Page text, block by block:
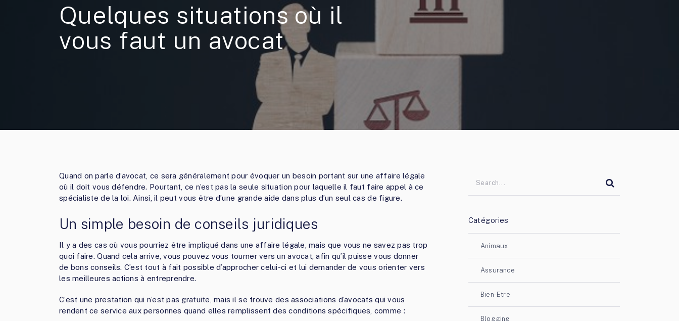
Quelques situations où il
vous faut un avocat
Quand on parle d’avocat, ce sera généralement pour évoquer un besoin portant sur une affaire légale
où il doit vous défendre. Pourtant, ce n’est pas la seule situation pour laquelle il faut faire appel à ce
spécialiste de la loi. Ainsi, il peut vous être d’une grande aide dans plus d’un seul cas de figure.
Un simple besoin de conseils juridiques
Il y a des cas où vous pourriez être impliqué dans une affaire légale, mais que vous ne savez pas trop
quoi faire. Quand cela arrive, vous pouvez vous tourner vers un avocat, afin qu’il puisse vous donner
de bons conseils. C’est tout à fait possible d’approcher celui-ci et lui demander de vous orienter vers
les meilleures actions à entreprendre.
C’est une prestation qui n’est pas gratuite, mais il se trouve des associations d’avocats qui vous
rendent ce service aux personnes quand elles remplissent des conditions spécifiques, comme :
Catégories
Animaux
Assurance
Bien-Etre
Blogging